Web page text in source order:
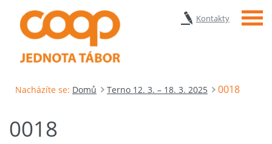
Kontakty Menu
Nacházíte se: Domů Terno 12. 3. – 18. 3. 2025 0018
0018